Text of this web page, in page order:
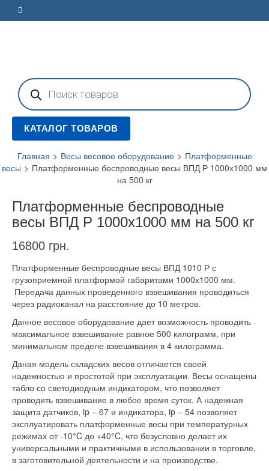
Поиск
товаров
КАТАЛОГ ТОВАРОВ
Главная > Весы весовое оборудование > Платформенные
весы > Платформенные беспроводные весы ВПД Р 1000х1000 мм
на 500 кг
Платформенные беспроводные
весы ВПД Р 1000х1000 мм на 500 кг
16800 грн.
Платформенные беспроводные весы ВПД 1010 Р с
грузоприемной платформой габаритами 1000х1000 мм.
Передача данных проведенного взвешивания проводиться
через радиоканал на расстояние до 10 метров.
Данное весовое оборудование дает возможность проводить
максимальное взвешивание равное 500 килограмм, при
минимальном пределе взвешивания в 4 килограмма.
Даная модель складских весов отличается своей
надежностью и простотой при эксплуатации. Весы оснащены
табло со светодиодным индикатором, что позволяет
проводить взвешивание в любое время суток. А надежная
защита датчиков, ip – 67 и индикатора, ip – 54 позволяет
эксплуатировать платформенные весы при температурных
режимах от -10°C до +40°C, что безусловно делает их
универсальными и практичными в использовании в торговле,
в заготовительной деятельности и на производстве.